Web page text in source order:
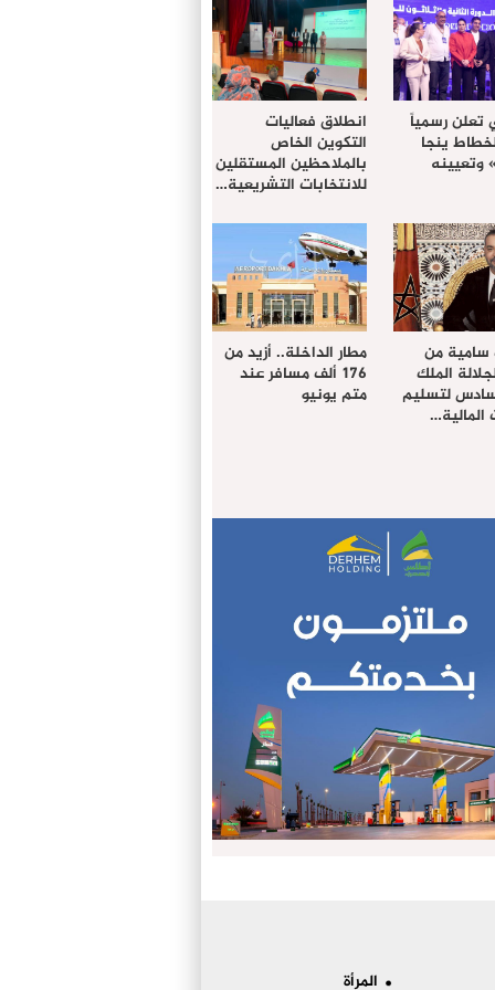
تعلن رسمياً
ينجا
وتعيينه
انطلاق فعاليات
التكوين الخاص
بالملاحظين المستقلين
للانتخابات التشريعية…
سامية من
الملك
لتسليم
مطار الداخلة.. أزيد من
176 ألف مسافر عند
متم يونيو
المرأة